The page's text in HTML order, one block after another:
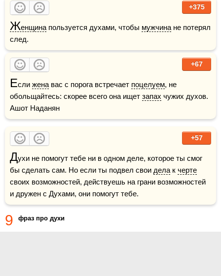
+375
Женщина пользуется духами, чтобы мужчина не потерял
след.
+67
Если жена вас с порога встречает поцелуем, не
обольщайтесь: скорее всего она ищет запах чужих духов.
Ашот Наданян
+57
Духи не помогут тебе ни в одном деле, которое ты смог
бы сделать сам. Но если ты подвел свои дела к черте
своих возможностей, действуешь на грани возможностей
и дружен с Духами, они помогут тебе.
9 фраз про духи